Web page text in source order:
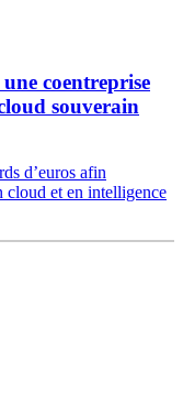
coentreprise
souverain
d’euros afin
cloud et en intelligence